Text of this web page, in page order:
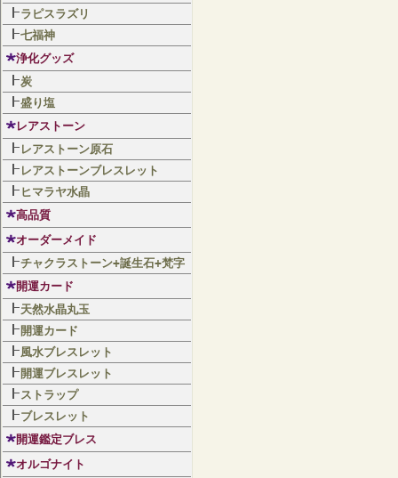
ラピスラズリ
七福神
浄化グッズ
炭
盛り塩
レアストーン
レアストーン原石
レアストーンブレスレット
ヒマラヤ水晶
高品質
オーダーメイド
チャクラストーン+誕生石+梵字
開運カード
天然水晶丸玉
開運カード
風水ブレスレット
開運ブレスレット
ストラップ
ブレスレット
開運鑑定ブレス
オルゴナイト